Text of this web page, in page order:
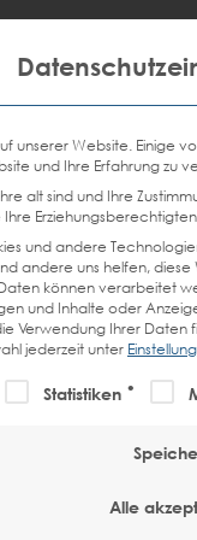
Email
unserer Website. Einige
und Ihre Erfahrung zu
alt sind und Ihre
und andere
andere uns helfen,
können verarbeitet
und Inhalte oder
Verwendung Ihrer Daten
jederzeit unter
der Service-
Statistiken
Alle